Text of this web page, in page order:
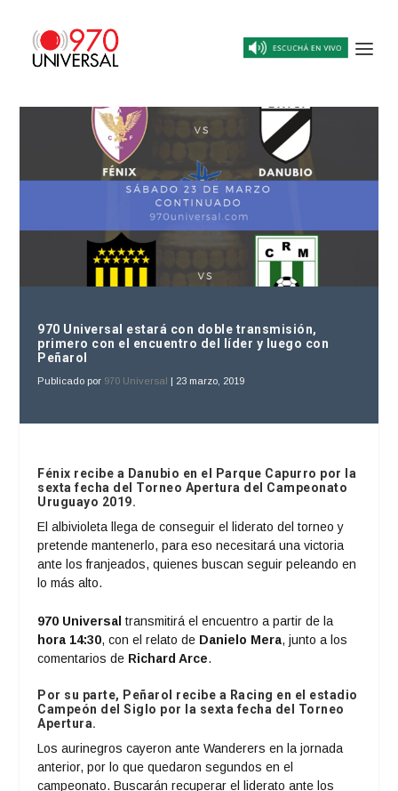
970 Universal estará con doble transmisión,
primero con el encuentro del líder y luego con
Peñarol
Publicado por 970 Universal | 23 marzo, 2019
Fénix recibe a Danubio en el Parque Capurro por la
sexta fecha del Torneo Apertura del Campeonato
Uruguayo 2019.
El albivioleta llega de conseguir el liderato del torneo y
pretende mantenerlo, para eso necesitará una victoria
ante los franjeados, quienes buscan seguir peleando en
lo más alto.
970 Universal transmitirá el encuentro a partir de la
hora 14:30, con el relato de Danielo Mera, junto a los
comentarios de Richard Arce.
Por su parte, Peñarol recibe a Racing en el estadio
Campeón del Siglo por la sexta fecha del Torneo
Apertura.
Los aurinegros cayeron ante Wanderers en la jornada
anterior, por lo que quedaron segundos en el
campeonato. Buscarán recuperar el liderato ante los